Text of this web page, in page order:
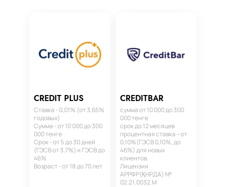
CREDIT PLUS
Ставка - 0,01% (от 3,65%
годовых)
Сумма - от 10 000 до 300
000 тенге
Срок - от 5 до 30 дней
(ГЭСВ от 3,7%) и ГЭСВ до
46%
Возраст - от 18 до 70 лет
CREDITBAR
сумма от 10 000 до 300
000 тенге
срок до 12 месяцев
процентная ставка – от
0,10%(ГЭСВ 0,10%, до
46%) для новых
клиентов.
Лицензия
АРРФР(ҚНРДА) №
02.21.0032.М